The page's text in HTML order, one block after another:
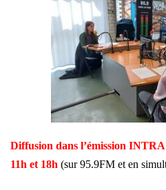
Diffusion dans l’émission
11h et 18h (sur 95.9FM et en